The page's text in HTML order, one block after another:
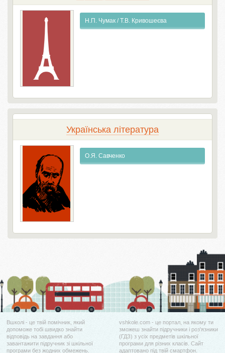
Н.П. Чумак / Т.В. Кривошеєва
Українська література
О.Я. Савченко
Вшколі - це твій помічник, який
допоможе тобі швидко знайти
відповідь на завдання або
завантажити підручник зі шкільної
програми без жодних обмежень.
vshkole.com - це портал, на якому ти
зможеш знайти підручники і роз'язники
(ГДЗ) з усіх предметів шкільної
програми для різних класів. Сайт
адаптовано під твій смартфон.